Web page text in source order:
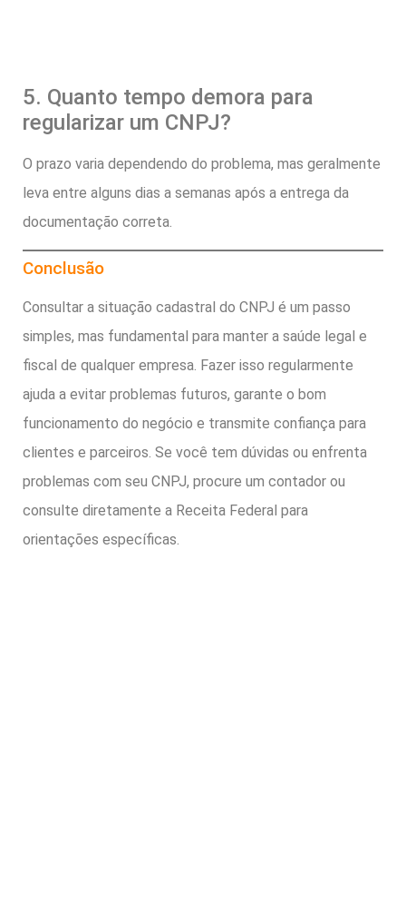
5. Quanto tempo demora para
regularizar um CNPJ?
O prazo varia dependendo do problema, mas geralmente
leva entre alguns dias a semanas após a entrega da
documentação correta.
Conclusão
Consultar a situação cadastral do CNPJ é um passo
simples, mas fundamental para manter a saúde legal e
fiscal de qualquer empresa. Fazer isso regularmente
ajuda a evitar problemas futuros, garante o bom
funcionamento do negócio e transmite confiança para
clientes e parceiros. Se você tem dúvidas ou enfrenta
problemas com seu CNPJ, procure um contador ou
consulte diretamente a Receita Federal para
orientações específicas.